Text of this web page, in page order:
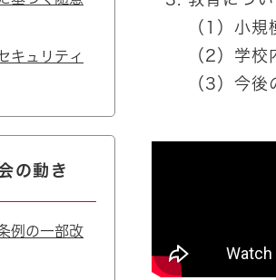
（1）小規
（2）学校
（3）今後
キュリティ
の動き
例の一部改